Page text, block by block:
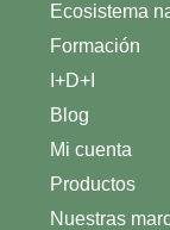
Ecosistema
Formación
I+D+I
Blog
Mi cuenta
Productos
Nuestras